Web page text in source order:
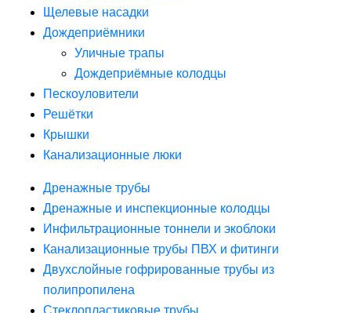
Щелевые насадки
Дождеприёмники
Уличные трапы
Дождеприёмные колодцы
Пескоуловители
Решётки
Крышки
Канализационные люки
Дренажные трубы
Дренажные и инспекционные колодцы
Инфильтрационные тоннели и экоблоки
Канализационные трубы ПВХ и фитинги
Двухслойные гофрированные трубы из
полипропилена
Стеклопластиковые трубы